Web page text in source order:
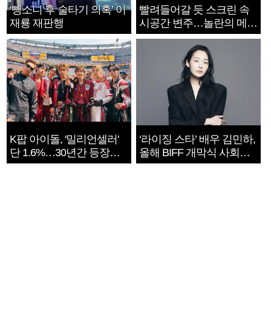
‘뺑소니 후 술타기 의혹’ 이
재룡 재판행
빨려들어갈 듯 스크린 속
시공간 변주…놀란의 메시
지는 ‘전쟁 속죄’
K팝 아이돌, '밀리언셀러'
단 1.6%…30년간 등장
1182개팀 전수조사
‘라이징 스타’ 배우 김민하,
올해 BIFF 개막식 사회자
확정